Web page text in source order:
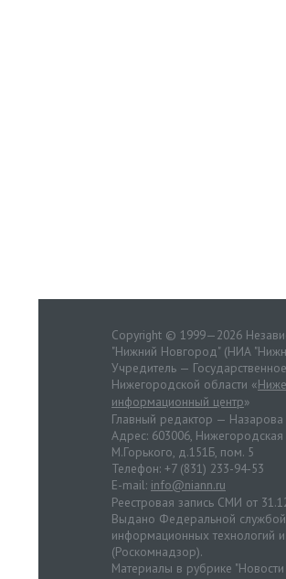
Copyright © 1999—2026
"Нижний Новгород" (НИА
Учредитель —
Нижегородской области «
информационный центр»
Главный редактор — Назарова
Адрес: 603006,
М.Горького, д.151Б, пом. 5
Телефон: +7 (831) 233-94-53
E-mail: info@niann.ru
Реестровая запись СМИ от
Выдано Федеральной
информационных технологий
(Роскомнадзор).
Материалы в рубрике